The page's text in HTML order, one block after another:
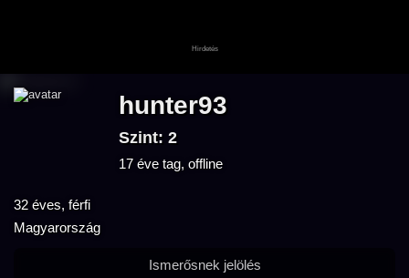
hunter93
Szint: 2
17 éve tag, offline
32 éves, férfi
Magyarország
Ismerősnek jelölés